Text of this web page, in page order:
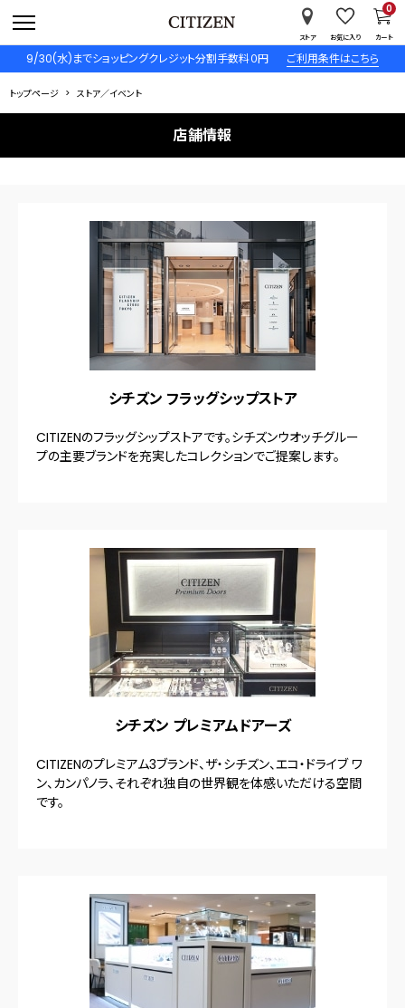
9/30(水)までショッピングクレジット分割手数料０円 ご利用条件はこちら
ストア お気に入り カート
0
トップページ ストア／イベント
店舗情報
シチズン フラッグシップストア
CITIZENのフラッグシップストアです。シチズンウオッチグルー
プの主要ブランドを充実したコレクションでご提案します。
シチズン プレミアムドアーズ
CITIZENのプレミアム3ブランド、ザ・シチズン、エコ・ドライブ ワ
ン、カンパノラ、それぞれ独自の世界観を体感いただける空間
です。